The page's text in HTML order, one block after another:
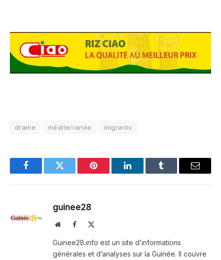
drame méditerranée migrants
FacebookTwitter Pinterest LinkedInTumblr Email
guinee28
WebsiteFacebook
Guinee28.info est un site d’informations
générales et d’analyses sur la Guinée. Il couvre